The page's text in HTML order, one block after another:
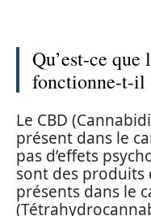
Qu’est-ce
fonctionne-t-il
Le CBD
présent dans le
pas d’effets
sont des produits
présents dans le